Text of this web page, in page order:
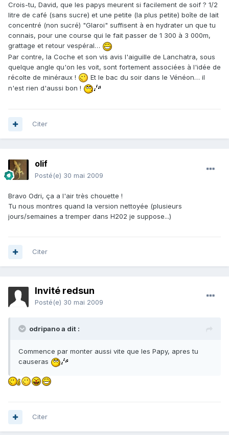
Crois-tu, David, que les papys meurent si facilement de soif ? 1/2
litre de café (sans sucre) et une petite (la plus petite) boîte de lait
concentré (non sucré) "Glaroi" suffisent à en hydrater un que tu
connais, pour une course qui le fait passer de 1 300 à 3 000m,
grattage et retour vespéral…
Par contre, la Coche et son vis avis l'aiguille de Lanchatra, sous
quelque angle qu'on les voit, sont fortement associées à l'idée de
récolte de minéraux !
Et le bac du soir dans le Vénéon… il
n'est rien d'aussi bon !
Citer
olif
Posté(e) 30 mai 2009
Bravo Odri, ça a l'air très chouette !
Tu nous montres quand la version nettoyée (plusieurs
jours/semaines a tremper dans H202 je suppose...)
Citer
Invité redsun
Posté(e) 30 mai 2009
odripano a dit :
Commence par monter aussi vite que les Papy, apres tu
causeras
Citer